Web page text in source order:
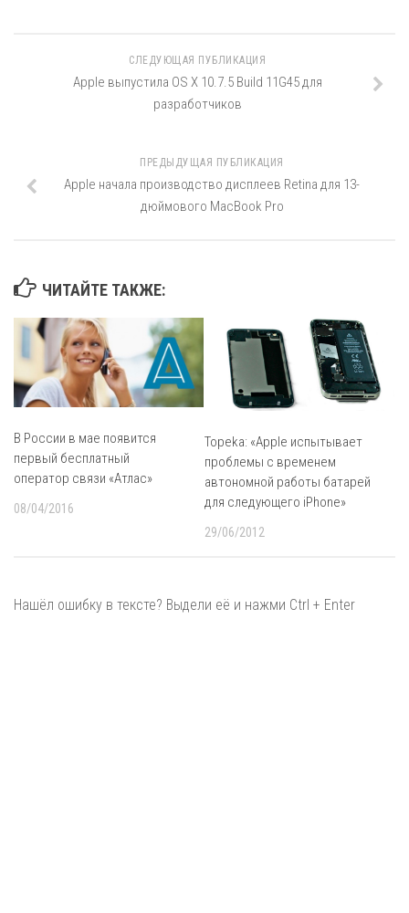
СЛЕДУЮЩАЯ ПУБЛИКАЦИЯ
Apple выпустила OS X 10.7.5 Build 11G45 для
разработчиков
ПРЕДЫДУЩАЯ ПУБЛИКАЦИЯ
Apple начала производство дисплеев Retina для 13-
дюймового MacBook Pro
ЧИТАЙТЕ ТАКЖЕ:
В России в мае появится
первый бесплатный
оператор связи «Атлас»
08/04/2016
Topeka: «Apple испытывает
проблемы с временем
автономной работы батарей
для следующего iPhone»
29/06/2012
Нашёл ошибку в тексте? Выдели её и нажми Ctrl + Enter